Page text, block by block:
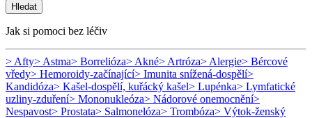
Hledat
Jak si pomoci bez léčiv
> Afty> Astma> Borrelióza> Akné> Artróza> Alergie> Bércové
vředy> Hemoroidy-začínající> Imunita snížená-dospělí>
Kandidóza> Kašel-dospělí, kuřácký kašel> Lupénka> Lymfatické
uzliny-zduření> Mononukleóza> Nádorové onemocnění>
Nespavost> Prostata> Salmonelóza> Trombóza> Výtok-ženský